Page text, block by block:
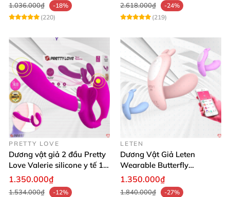
1.036.000₫
-18%
(220)
2.618.000₫
-24%
(219)
PRETTY LOVE
Dương vật giả 2 đầu Pretty
Love Valerie silicone y tế 12
chế độ rung
1.350.000₫
1.534.000₫
-12%
LETEN
Dương Vật Giả Leten
Wearable Butterfly
Bluetooth Đa Năng
1.350.000₫
1.840.000₫
-27%